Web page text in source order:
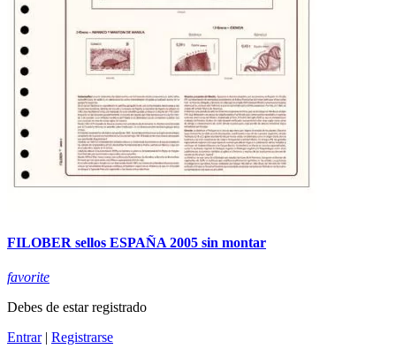
FILOBER sellos ESPAÑA 2005 sin montar
favorite
Debes de estar registrado
Entrar| Registrarse